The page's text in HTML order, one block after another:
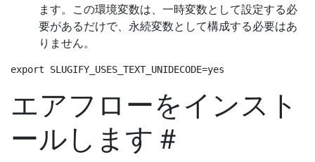
ます。この環境変数は、一時変数として設定する必
要があるだけで、永続変数として構成する必要はあ
りません。
エアフローをインスト
ールします＃